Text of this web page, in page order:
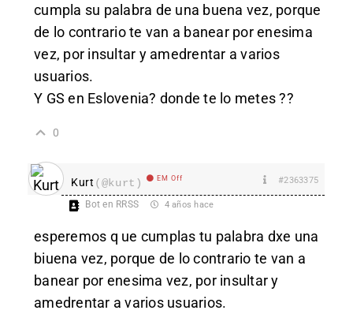
cumpla su palabra de una buena vez, porque
de lo contrario te van a banear por enesima
vez, por insultar y amedrentar a varios
usuarios.
Y GS en Eslovenia? donde te lo metes ??
0
Kurt (@kurt) EM Off #2363375
Bot en RRSS 4 años hace
esperemos q ue cumplas tu palabra dxe una
biuena vez, porque de lo contrario te van a
banear por enesima vez, por insultar y
amedrentar a varios usuarios.